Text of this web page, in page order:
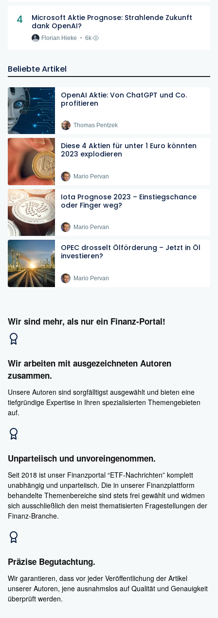
4
Microsoft Aktie Prognose: Strahlende Zukunft
dank OpenAI?
Florian Hieke 6k
Beliebte Artikel
OpenAI Aktie: Von ChatGPT und Co.
profitieren
Thomas Pentzek
Diese 4 Aktien für unter 1 Euro könnten
2023 explodieren
Mario Pervan
Iota Prognose 2023 – Einstiegschance
oder Finger weg?
Mario Pervan
OPEC drosselt Ölförderung – Jetzt in Öl
investieren?
Mario Pervan
Wir sind mehr, als nur ein Finanz-Portal!
Wir arbeiten mit ausgezeichneten Autoren
zusammen.
Unsere Autoren sind sorgfälltigst ausgewählt und bieten eine
tiefgründige Expertise in Ihren spezialisierten Themengebieten
auf.
Unparteiisch und unvoreingenommen.
Seit 2018 ist unser Finanzportal “ETF-Nachrichten” komplett
unabhängig und unparteiisch. Die in unserer Finanzplattform
behandelte Themenbereiche sind stets frei gewählt und widmen
sich ausschließlich den meist thematisierten Fragestellungen der
Finanz-Branche.
Präzise Begutachtung.
Wir garantieren, dass vor jeder Veröffentlichung der Artikel
unserer Autoren, jene ausnahmslos auf Qualität und Genauigkeit
überprüft werden.